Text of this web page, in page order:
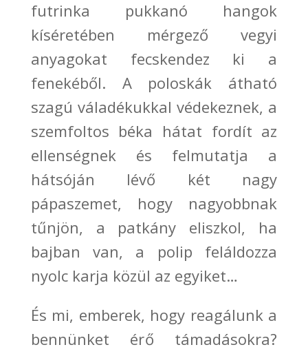
futrinka pukkanó hangok
kíséretében mérgező vegyi
anyagokat fecskendez ki a
fenekéből. A poloskák átható
szagú váladékukkal védekeznek, a
szemfoltos béka hátat fordít az
ellenségnek és felmutatja a
hátsóján lévő két nagy
pápaszemet, hogy nagyobbnak
tűnjön, a patkány eliszkol, ha
bajban van, a polip feláldozza
nyolc karja közül az egyiket…
És mi, emberek, hogy reagálunk a
bennünket érő támadásokra?